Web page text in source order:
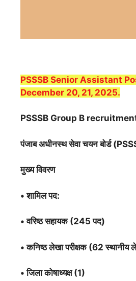
PSSSB Senior Assistant
December 20, 21, 2025.
PSSSB Group B
पंजाब अधीनस्थ सेवा चयन बोर्ड
मुख्य विवरण
• शामिल पद:
• वरिष्ठ सहायक (245 पद)
• कनिष्ठ लेखा परीक्षक (62 स्थानीय
• जिला कोषाध्यक्ष (1)